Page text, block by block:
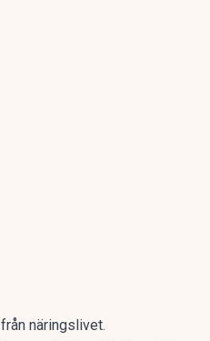
näringslivet.